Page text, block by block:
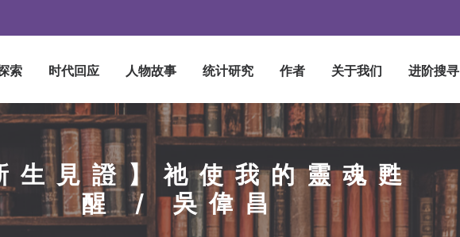
索 时代回应 人物故事 统计研究 作者 关于我们 进阶搜寻
生見證】祂使我的靈魂甦
醒 / 吳偉昌